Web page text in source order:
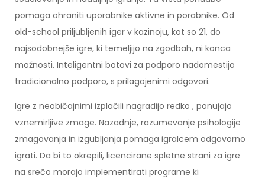
pomaga ohraniti uporabnike aktivne in porabnike. Od
old-school priljubljenih iger v kazinoju, kot so 21, do
najsodobnejše igre, ki temeljijo na zgodbah, ni konca
možnosti. Inteligentni botovi za podporo nadomestijo
tradicionalno podporo, s prilagojenimi odgovori.
Igre z neobičajnimi izplačili nagradijo redko , ponujajo
vznemirljive zmage. Nazadnje, razumevanje psihologije
zmagovanja in izgubljanja pomaga igralcem odgovorno
igrati. Da bi to okrepili, licencirane spletne strani za igre
na srečo morajo implementirati programe ki